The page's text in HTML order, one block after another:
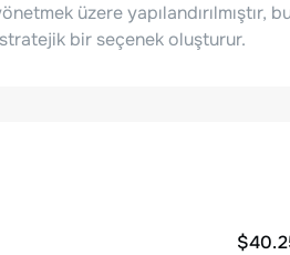
üzere yapılandırılmıştır,
bir seçenek oluşturur.